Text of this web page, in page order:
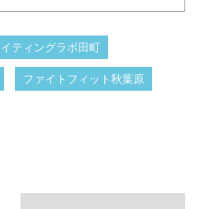
ティングラボ田町
ファイトフィット秋葉原